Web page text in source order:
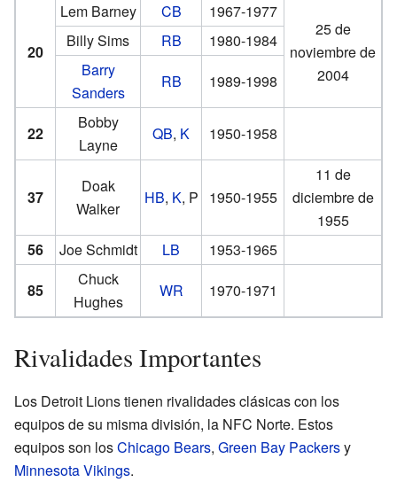
20
Lem Barney CB
1967-1977
25 de
noviembre de
2004
Billy Sims RB
1980-1984
Barry
Sanders
RB 1989-1998
22
Bobby
Layne
QB, K 1950-1958
37
Doak
Walker
HB, K, P 1950-1955
11 de
diciembre de
1955
56
Joe Schmidt LB
1953-1965
85
Chuck
Hughes
WR 1970-1971
Rivalidades Importantes
Los Detroit Lions tienen rivalidades clásicas con los
equipos de su misma división, la NFC Norte. Estos
equipos son losChicago Bears, Green Bay Packersy
Minnesota Vikings.